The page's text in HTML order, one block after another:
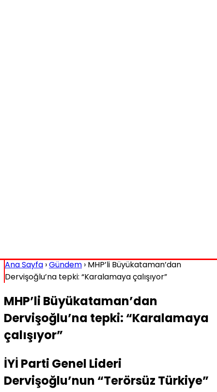
Ana Sayfa ›Gündem › MHP’li Büyükataman’dan
Dervişoğlu’na tepki: “Karalamaya çalışıyor”
MHP’li Büyükataman’dan
Dervişoğlu’na tepki: “Karalamaya
çalışıyor”
İYİ Parti Genel Lideri
Dervişoğlu’nun “Terörsüz Türkiye”